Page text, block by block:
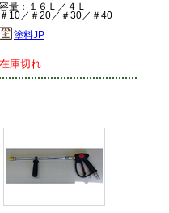
容量：１６Ｌ／４Ｌ
＃10／＃20／＃30／＃40
塗料JP
在庫切れ